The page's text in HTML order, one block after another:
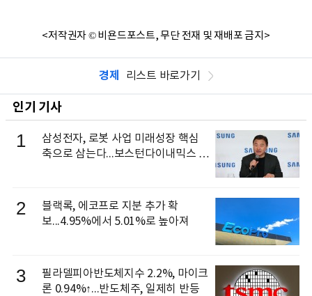
<저작권자 © 비욘드포스트, 무단 전재 및 재배포 금지>
경제 리스트 바로가기
인기 기사
1
삼성전자, 로봇 사업 미래성장 핵심
축으로 삼는다...보스턴다이내믹스 출
2
블랙록, 에코프로 지분 추가 확
보...4.95%에서 5.01%로 높아져
3
필라델피아반도체지수 2.2%, 마이크
론 0.94%↑...반도체주, 일제히 반등